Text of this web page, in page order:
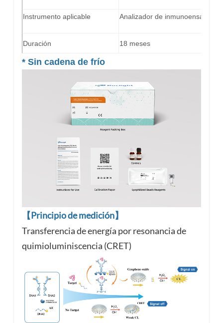
Instrumento aplicable Analizador de inmunoensayo
Duración 18 meses
* Sin cadena de frío
【Principio de medición】
Transferencia de energía por resonancia de
quimioluminiscencia (CRET)